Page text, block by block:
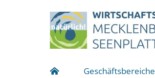
Geschäftsbereiche